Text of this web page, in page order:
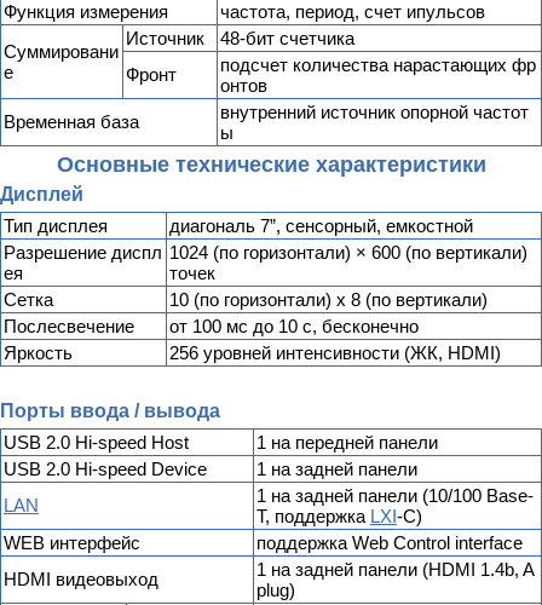
Функция измерения
частота, период, счет ипульсов
Суммировани
е
Источник
48-бит счетчика
Фронт
подсчет количества нарастающих фр
онтов
Временная база
внутренний источник опорной частот
ы
Основные технические характеристики
Дисплей
Тип дисплея
диагональ 7”, сенсорный, емкостной
Разрешение диспл
ея
1024 (по горизонтали) × 600 (по вертикали)
точек
Сетка
10 (по горизонтали) x 8 (по вертикали)
Послесвечение
от 100 мс до 10 с, бесконечно
Яркость
256 уровней интенсивности (ЖК, HDMI)
Порты ввода / вывода
USB 2.0 Hi-speed Host
1 на передней панели
USB 2.0 Hi-speed Device
1 на задней панели
LAN
1 на задней панели (10/100 Base-
T, поддержка LXI-C)
WEB интерфейс
поддержка Web Control interface
HDMI видеовыход
1 на задней панели (HDMI 1.4b, A
plug)